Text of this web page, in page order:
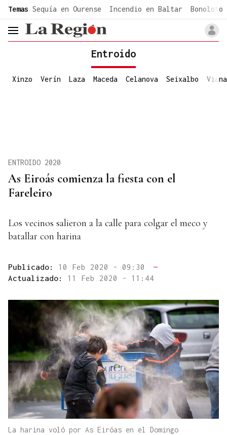
common.go-to-content
Temas Sequía en Ourense Incendio en Baltar Bonoloto
header.menu.open
Entroido
Xinzo Verín Laza Maceda Celanova Seixalbo Viana
As Eiroás comienza la fiesta con el
Fareleiro
ENTROIDO 2020
Los vecinos salieron a la calle para colgar el meco y
batallar con harina
Publicado: 10 Feb 2020 - 09:30
—
Actualizado: 11 Feb 2020 - 11:44
La harina voló por As Eiróas en el Domingo